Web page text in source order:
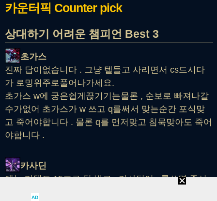
카운터픽 Counter pick
상대하기 어려운 챔피언 Best 3
초가스
진짜 답이없습니다 . 그냥 텔들고 사리면서 cs드시다
가 로밍위주로풀어나가세요.
초가스 w에 궁은쉽게끊기기는물론 , 순보로 빠져나갈
수가없어 초가스가 w 쓰고 q를써서 맞는순간 포식맞
고 죽어야합니다 . 물론 q를 먼저맞고 침묵맞아도 죽어
야합니다 .
카사딘
얘는 마뎀도 15프로 덜 받고 , 카사딘이 q를쓰면 즉시
AD